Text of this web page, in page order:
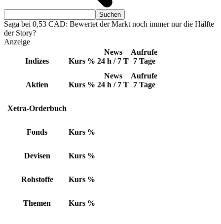
Saga bei 0,53 CAD: Bewertet der Markt noch immer nur die Hälfte
der Story?
Anzeige
Indizes Kurs %
News
24 h / 7 T
Aufrufe
7 Tage
Aktien Kurs %
News
24 h / 7 T
Aufrufe
7 Tage
Xetra-Orderbuch
Fonds Kurs %
Devisen Kurs %
Rohstoffe Kurs %
Themen Kurs %